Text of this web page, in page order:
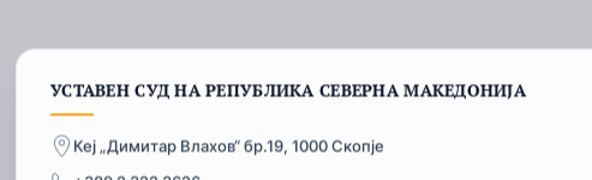
УСТАВЕН СУД НА РЕПУБЛИКА СЕВЕРНА МАКЕДОНИЈА
Кеј „Димитар Влахов“ бр.19, 1000 Скопје